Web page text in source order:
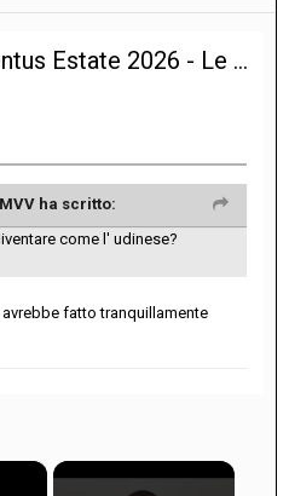
Calciomercato Juventus Estate 2026 - Le notizie sulle trattative
MVV ha scritto:
come l' udinese?
fatto tranquillamente
×